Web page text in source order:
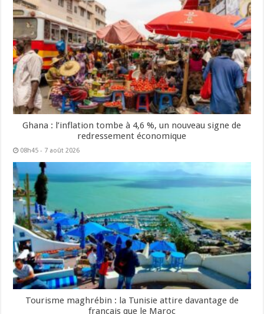
Ghana : l’inflation tombe à 4,6 %, un nouveau signe de
redressement économique
08h45 - 7 août 2026
Tourisme maghrébin : la Tunisie attire davantage de
français que le Maroc